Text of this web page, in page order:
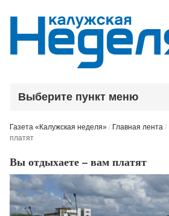
Выберите пункт меню
Газета «Калужская неделя» / Главная лента /
платят
Вы отдыхаете – вам платят